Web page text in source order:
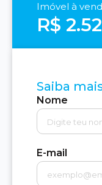
Imóvel à
R$
Saiba
Nome
E-mail